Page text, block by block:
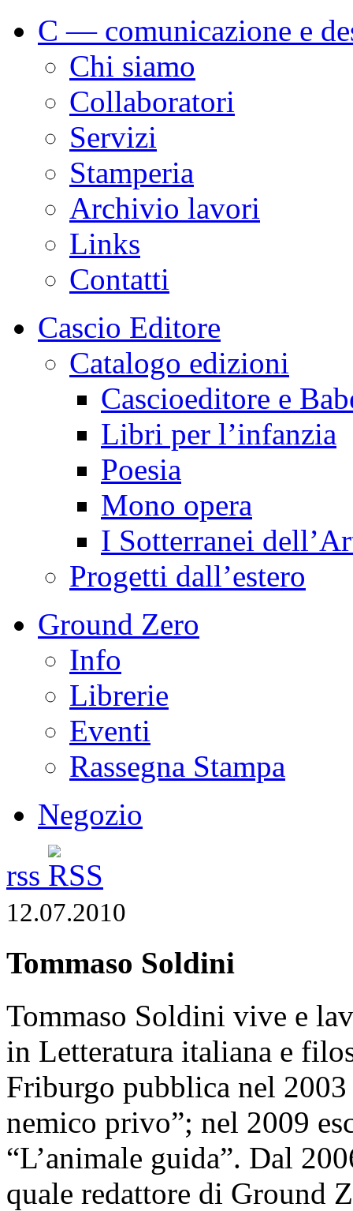
C — comunicazione e
Chi siamo
Collaboratori
Servizi
Stamperia
Archivio lavori
Links
Contatti
Cascio Editore
Catalogo edizioni
Cascioeditore e
Libri per l’infanzia
Poesia
Mono opera
I Sotterranei
Progetti dall’estero
Ground Zero
Info
Librerie
Eventi
Rassegna Stampa
Negozio
rss
12.07.2010
Tommaso Soldini
Tommaso Soldini vive e
in Letteratura italiana e
Friburgo pubblica nel
nemico privo”; nel 2009
“L’animale guida”. Dal
quale redattore di Ground